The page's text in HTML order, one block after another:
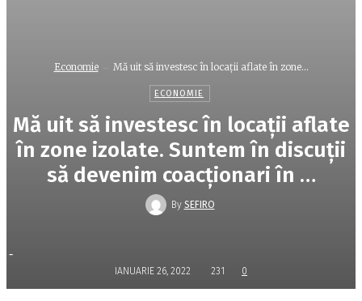
Economie Mă uit să investesc în locaţii aflate în zone...
ECONOMIE
Mă uit să investesc în locaţii aflate
în zone izolate. Suntem în discuţii
să devenim coacţionari în …
By SEFIRO
-
IANUARIE 26, 2022 231 0